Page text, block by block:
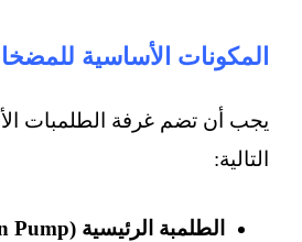
المكونات الأساسية
يجب أن تضم غرفة الطلمبات
التالية:
الطلمبة الرئيسية (Main Pump):